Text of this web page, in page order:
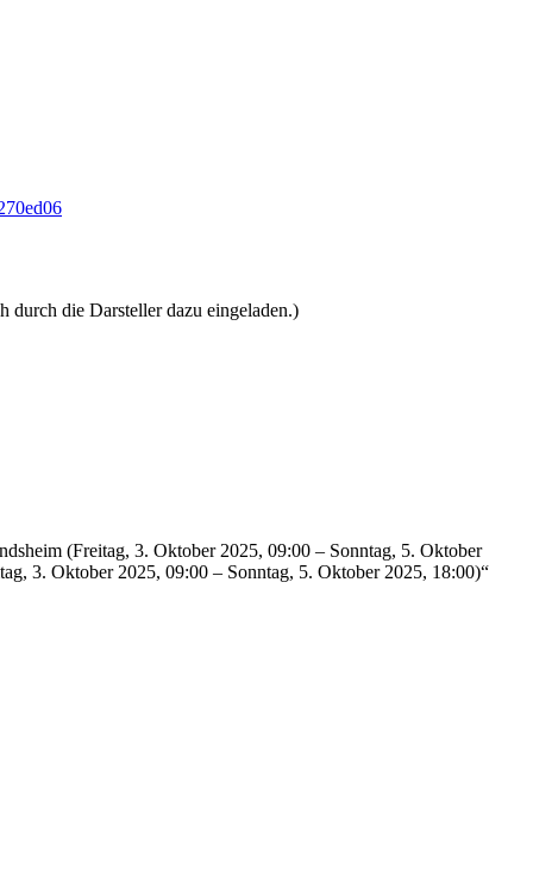
die Darsteller dazu eingeladen.)
(Freitag, 3. Oktober 2025, 09:00 – Sonntag, 5. Oktober
3. Oktober 2025, 09:00 – Sonntag, 5. Oktober 2025, 18:00)“